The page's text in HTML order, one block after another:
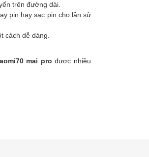
trên đường dài.
pin hay sạc pin cho lần sử
cách dễ dàng.
mai pro được nhiều